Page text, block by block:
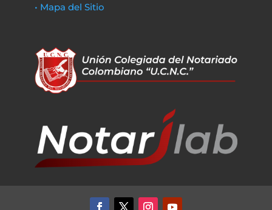
• Mapa del Sitio